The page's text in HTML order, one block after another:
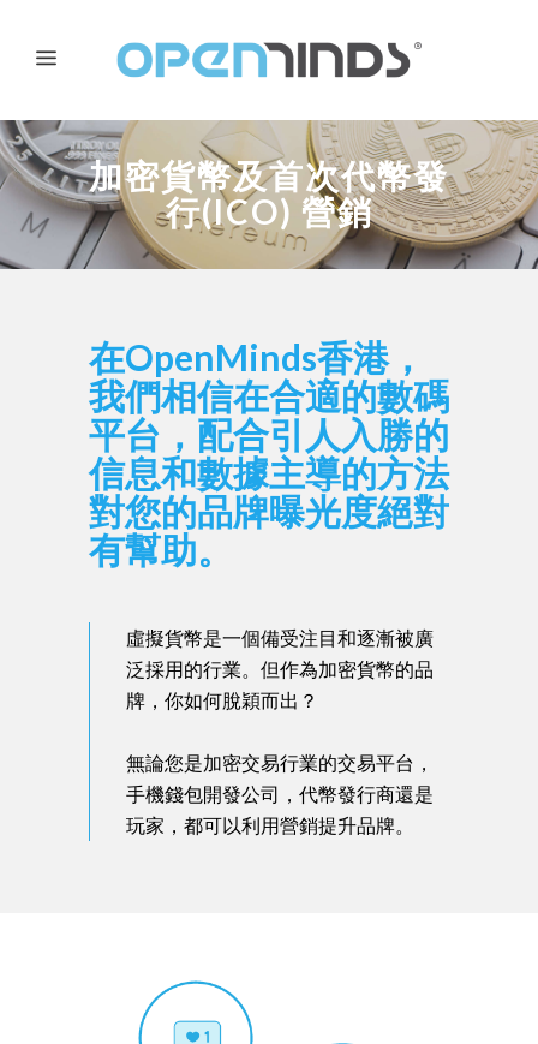
加密貨幣及首次代幣發
行(ICO) 營銷
在OpenMinds香港，
我們相信在合適的數碼
平台，配合引人入勝的
信息和數據主導的方法
對您的品牌曝光度絕對
有幫助。
虛擬貨幣是一個備受注目和逐漸被廣
泛採用的行業。但作為加密貨幣的品
牌，你如何脫穎而出？
無論您是加密交易行業的交易平台，
手機錢包開發公司，代幣發行商還是
玩家，都可以利用營銷提升品牌。